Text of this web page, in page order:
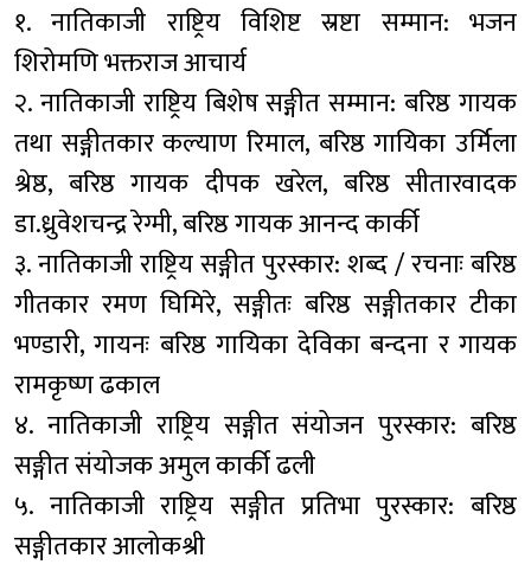
१. नातिकाजी राष्ट्रिय विशिष्ट स्रष्टा सम्मान: भजन
शिरोमणि भक्तराज आचार्य
२. नातिकाजी राष्ट्रिय बिशेष सङ्गीत सम्मान: बरिष्ठ गायक
तथा सङ्गीतकार कल्याण रिमाल, बरिष्ठ गायिका उर्मिला
श्रेष्ठ, बरिष्ठ गायक दीपक खरेल, बरिष्ठ सीतारवादक
डा.ध्रुवेशचन्द्र रेग्मी, बरिष्ठ गायक आनन्द कार्की
३. नातिकाजी राष्ट्रिय सङ्गीत पुरस्कार: शब्द / रचनाः बरिष्ठ
गीतकार रमण घिमिरे, सङ्गीतः बरिष्ठ सङ्गीतकार टीका
भण्डारी, गायनः बरिष्ठ गायिका देविका बन्दना र गायक
रामकृष्ण ढकाल
४. नातिकाजी राष्ट्रिय सङ्गीत संयोजन पुरस्कार: बरिष्ठ
सङ्गीत संयोजक अमुल कार्की ढली
५. नातिकाजी राष्ट्रिय सङ्गीत प्रतिभा पुरस्कार: बरिष्ठ
सङ्गीतकार आलोकश्री